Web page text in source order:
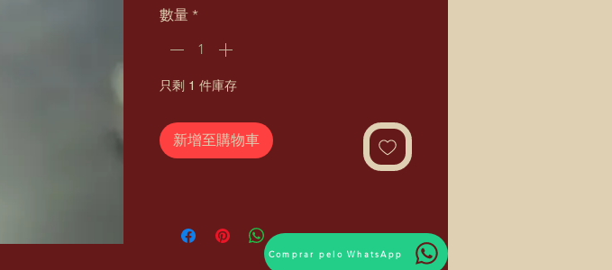
數量 *
只剩 1 件庫存
新增至購物車
Comprar pelo WhatsApp